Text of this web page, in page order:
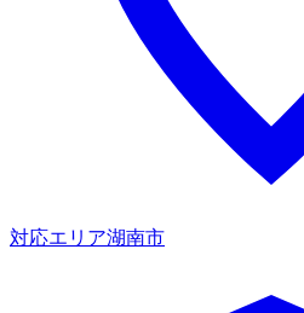
対応エリア湖南市